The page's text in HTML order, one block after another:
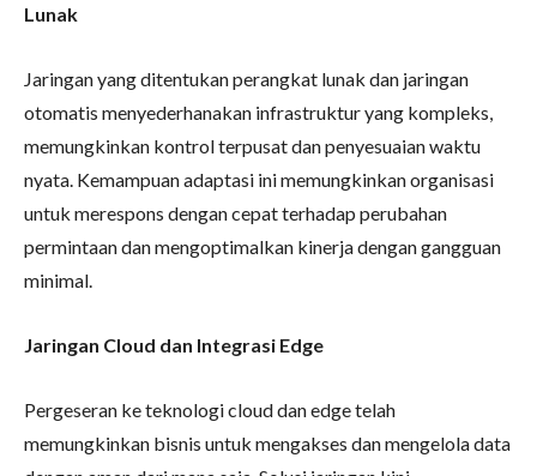
Lunak
Jaringan yang ditentukan perangkat lunak dan jaringan
otomatis menyederhanakan infrastruktur yang kompleks,
memungkinkan kontrol terpusat dan penyesuaian waktu
nyata. Kemampuan adaptasi ini memungkinkan organisasi
untuk merespons dengan cepat terhadap perubahan
permintaan dan mengoptimalkan kinerja dengan gangguan
minimal.
Jaringan Cloud dan Integrasi Edge
Pergeseran ke teknologi cloud dan edge telah
memungkinkan bisnis untuk mengakses dan mengelola data